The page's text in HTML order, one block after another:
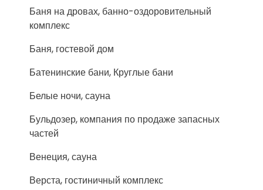
Баня на дровах, банно-оздоровительный
комплекс
Баня, гостевой дом
Батенинские бани, Круглые бани
Белые ночи, сауна
Бульдозер, компания по продаже запасных
частей
Венеция, сауна
Верста, гостиничный комплекс